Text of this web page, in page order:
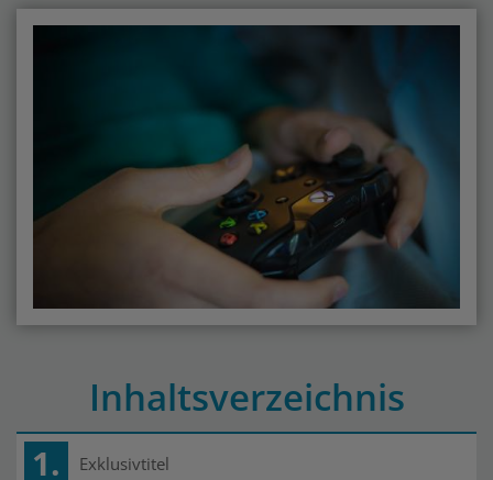
Inhaltsverzeichnis
1. Exklusivtitel